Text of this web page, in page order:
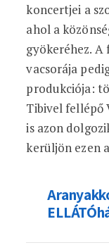
koncertjei a
ahol a
gyökeréhez.
vacsorája
produkciója:
Tibivel fellépő
is azon
kerüljön ezen